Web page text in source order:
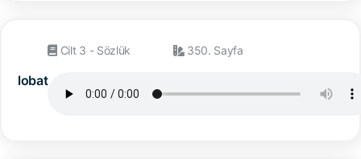
lobat
Cilt 3 - Sözlük 350. Sayfa